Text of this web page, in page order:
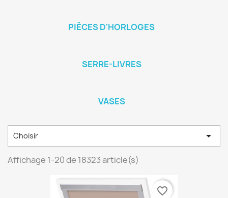
PIÈCES D'HORLOGES
SERRE-LIVRES
VASES
Choisir 
Affichage 1-20 de 18323 article(s)
favorite_border